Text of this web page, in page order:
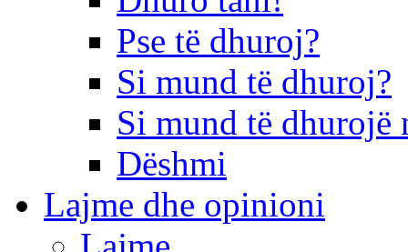
Pse të dhuroj?
Si mund të dhuroj?
Si mund të dhurojë
Dëshmi
Lajme dhe opinioni